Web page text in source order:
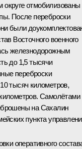
отмобилизованы
После переброски
были
Восточного военного
железнодорожным
до 1,5 тысячи
переброски
тысяч километров,
Самолётами
на Сахалин
пункта
оперативного